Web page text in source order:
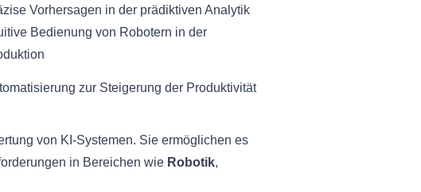
Vorhersagen in der prädiktiven Analytik
Bedienung von Robotern in der
zur Steigerung der Produktivität
von KI-Systemen. Sie ermöglichen es
in Bereichen wie Robotik,